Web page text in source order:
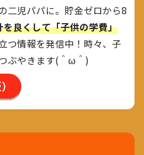
二児パパに。貯金ゼロから8
を良くして「子供の学費」
つ情報を発信中！時々、子
ぶやきます(＾ω＾)